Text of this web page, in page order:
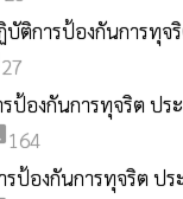
บัติการป้องกันการทุ
27
ป้องกันการทุจริต ปร
164
ป้องกันการทุจริต ป